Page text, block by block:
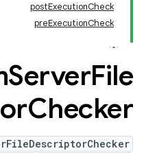
postExecutionCheck
preExecutionCheck
ServerFile
Checker